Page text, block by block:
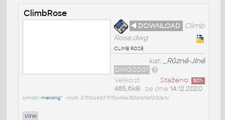
ClimbRose
◄ DOWNLOAD
Climb
Rose.dwg
climb rose
kat:_Různé-Jiné
DWG2007
Staženo: 507x
Velikost
485,6kB• ze dne 14.12.2020
Umístil:mekong^ • md5: 37512a4437175cd4a782a1d1af230a1c
vine